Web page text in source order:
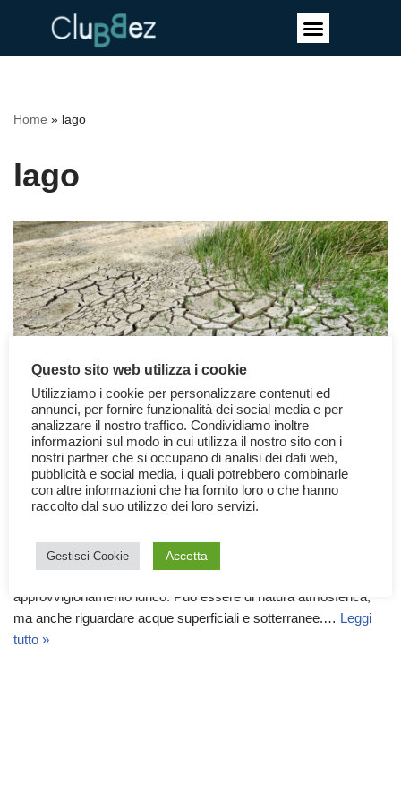
Home » lago
lago
La siccità
Col termine siccità si intende un periodo prolungato di carenza di
approvvigionamento idrico. Può essere di natura atmosferica,
ma anche riguardare acque superficiali e sotterranee.… Leggi
tutto »
Questo sito web utilizza i cookie
Utilizziamo i cookie per personalizzare contenuti ed
annunci, per fornire funzionalità dei social media e per
analizzare il nostro traffico. Condividiamo inoltre
informazioni sul modo in cui utilizza il nostro sito con i
nostri partner che si occupano di analisi dei dati web,
pubblicità e social media, i quali potrebbero combinarle
con altre informazioni che ha fornito loro o che hanno
raccolto dal suo utilizzo dei loro servizi.
Gestisci Cookie Accetta